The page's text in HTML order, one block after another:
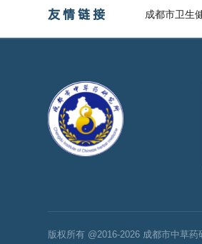
友情链接 成都市卫生
版权所有 @2016-2026 成都市中草药